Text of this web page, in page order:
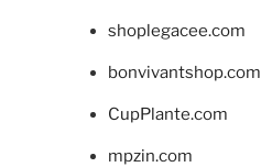
shoplegacee.com
bonvivantshop.com
CupPlante.com
mpzin.com